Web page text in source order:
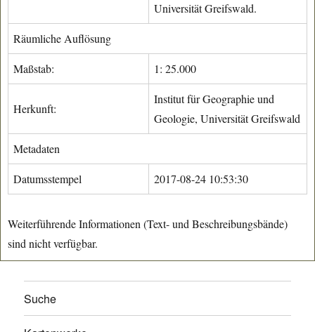
Universität Greifswald.
Räumliche Auflösung
Maßstab: 1: 25.000
Herkunft:
Institut für Geographie und
Geologie, Universität Greifswald
Metadaten
Datumsstempel 2017-08-24 10:53:30
Weiterführende Informationen (Text- und Beschreibungsbände)
sind nicht verfügbar.
Suche